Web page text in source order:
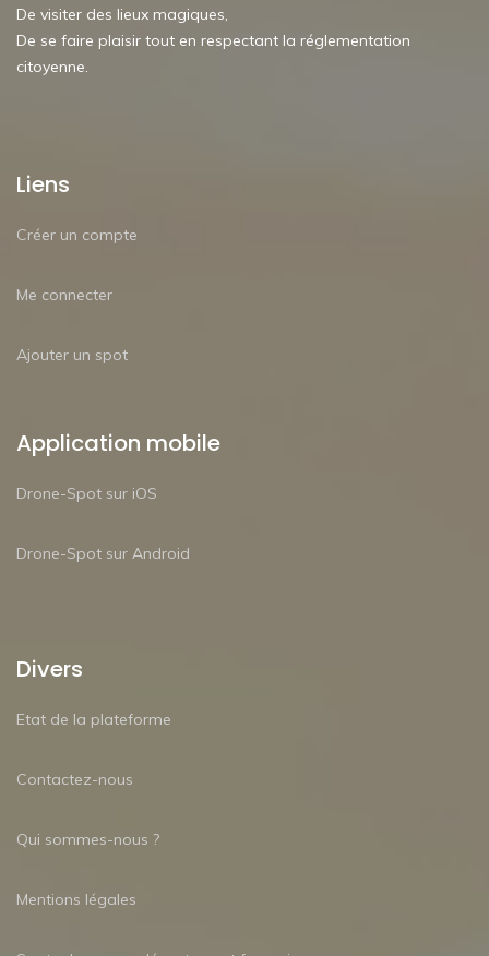
De visiter des lieux magiques,
De se faire plaisir tout en respectant la réglementation
citoyenne.
Liens
Créer un compte
Me connecter
Ajouter un spot
Application mobile
Drone-Spot sur iOS
Drone-Spot sur Android
Divers
Etat de la plateforme
Contactez-nous
Qui sommes-nous ?
Mentions légales